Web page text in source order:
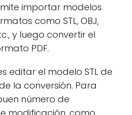
importar modelos
como STL, OBJ,
y luego convertir el
PDF.
editar el modelo STL de
la conversión. Para
número de